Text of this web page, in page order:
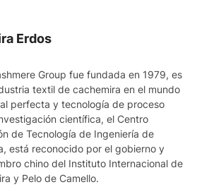
Erdos
Group fue fundada en 1979, es
textil de cachemira en el mundo
perfecta y tecnología de proceso
científica, el Centro
de Tecnología de Ingeniería de
está reconocido por el gobierno y
chino del Instituto Internacional de
y Pelo de Camello.